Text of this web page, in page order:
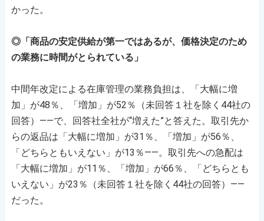
かった。
◎「商品の安定供給が第一ではあるが、価格決定のため
の業務に時間がとられている」
中間年改定による在庫管理の業務負担は、「大幅に増
加」が48％、「増加」が52％（未回答１社を除く44社の
回答）――で、回答社全社が“増えた”と答えた。取引先か
らの返品は「大幅に増加」が31％、「増加」が56％、
「どちらともいえない」が13％――。取引先への急配は
「大幅に増加」が11％、「増加」が66％、「どちらとも
いえない」が23％（未回答１社を除く44社の回答）――
だった。